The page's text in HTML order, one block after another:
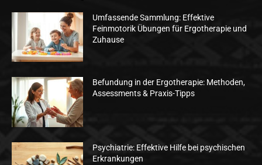
Umfassende Sammlung: Effektive
Feinmotorik Übungen für Ergotherapie und
Zuhause
Befundung in der Ergotherapie: Methoden,
Assessments & Praxis-Tipps
Psychiatrie: Effektive Hilfe bei psychischen
Erkrankungen